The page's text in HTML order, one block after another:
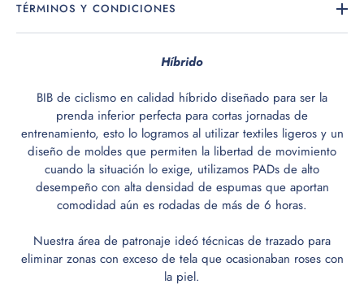
TÉRMINOS Y CONDICIONES
Híbrido
BIB de ciclismo en calidad híbrido diseñado para ser la
prenda inferior perfecta para cortas jornadas de
entrenamiento, esto lo logramos al utilizar textiles ligeros y un
diseño de moldes que permiten la libertad de movimiento
cuando la situación lo exige, utilizamos PADs de alto
desempeño con alta densidad de espumas que aportan
comodidad aún es rodadas de más de 6 horas.
Nuestra área de patronaje ideó técnicas de trazado para
eliminar zonas con exceso de tela que ocasionaban roses con
la piel.